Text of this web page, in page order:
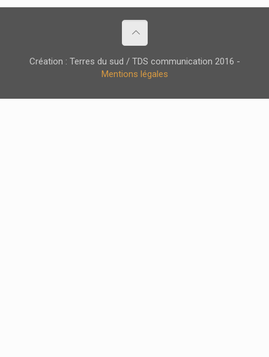
Création : Terres du sud / TDS communication 2016 -
Mentions légales